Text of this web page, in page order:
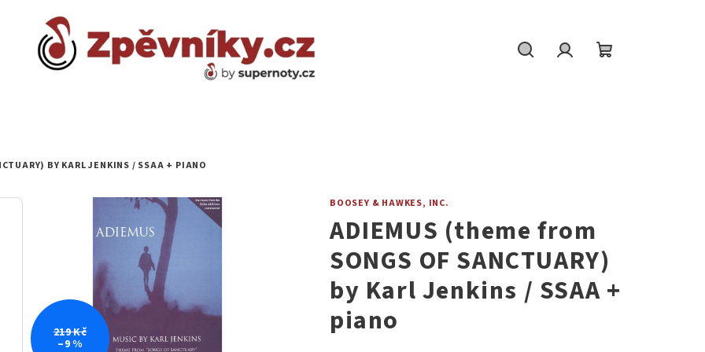
BY KARL JENKINS / SSAA + PIANO
BOOSEY & HAWKES, INC.
ADIEMUS (theme from
SONGS OF SANCTUARY)
by Karl Jenkins / SSAA +
piano
219 Kč
–9 %